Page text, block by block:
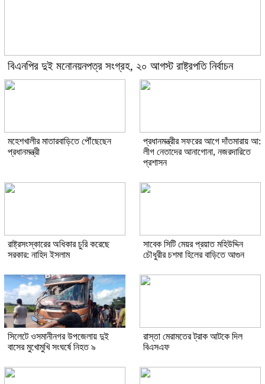
বিএনপির দুই মনোনয়নপত্র সংগ্রহ, ২০ আগস্ট রাষ্ট্রপতি নির্বাচন
মহেশখালীর মাতারবাড়িতে পৌঁছেছেন
প্রধানমন্ত্রী
প্রধানমন্ত্রীর সফরের আগে দাঁতমারায় আ:
লীগ নেতাদের আনাগোনা, নজরদারিতে
প্রশাসন
রাষ্ট্রসংস্কারের অধিকার চুরি করেছে
সরকার: নাহিদ ইসলাম
সাবেক সিটি মেয়র প্রয়াত মহিউদ্দিন
চৌধুরীর চশমা হিলের বাড়িতে আগুন
সিলেটে ওসমানীনগর উপজেলায় দুই
বাসের মুখোমুখি সংঘর্ষে নিহত ৯
রাস্তা মেরামতের ট্রাক আটকে দিল
বিএসএফ